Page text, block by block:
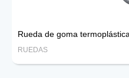
Rueda de goma
RUEDAS